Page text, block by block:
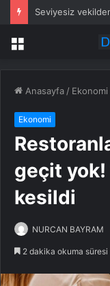
Seviyesiz
Menü
Anasayfa / Ekonomi
Ekonomi
geçit yok!
kesildi
NURCAN BAYRAM
2 dakika okuma süresi